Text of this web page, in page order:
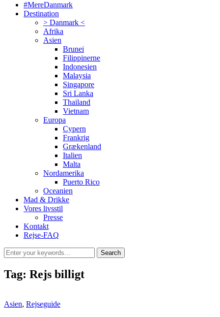
#MereDanmark
Destination
> Danmark <
Afrika
Asien
Brunei
Filippinerne
Indonesien
Malaysia
Singapore
Sri Lanka
Thailand
Vietnam
Europa
Cypern
Frankrig
Grækenland
Italien
Malta
Nordamerika
Puerto Rico
Oceanien
Mad & Drikke
Vores livsstil
Presse
Kontakt
Rejse-FAQ
Tag: Rejs billigt
Asien, Rejseguide